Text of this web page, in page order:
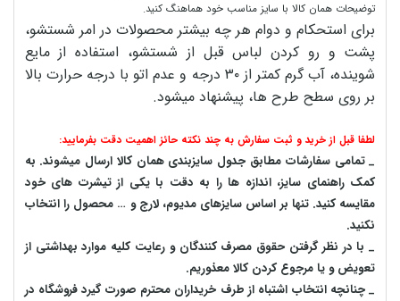
توضیحات همان کالا با سایز مناسب خود هماهنگ کنید.
برای استحکام و دوام هر چه بیشتر محصولات در امر شستشو،
پشت و رو کردن لباس قبل از شستشو، استفاده از مایع
شوینده، آب گرم کمتر از ۳۰ درجه و عدم اتو با درجه حرارت بالا
بر روی سطح طرح ها، پیشنهاد میشود.
لطفا قبل از خرید و ثبت سفارش به چند نکته حائز اهمیت دقت بفرمایید:
_ تمامی سفارشات مطابق جدول سایزبندی همان کالا ارسال میشوند. به
کمک راهنمای سایز، اندازه ها را به دقت با یکی از تیشرت های خود
مقایسه کنید. تنها بر اساس سایزهای مدیوم، لارج و … محصول را انتخاب
نکنید.
_ با در نظر گرفتن حقوق مصرف کنندگان و رعایت کلیه موارد بهداشتی از
تعویض و یا مرجوع کردن کالا معذوریم.
_ چنانچه انتخاب اشتباه از طرف خریداران محترم صورت گیرد فروشگاه در